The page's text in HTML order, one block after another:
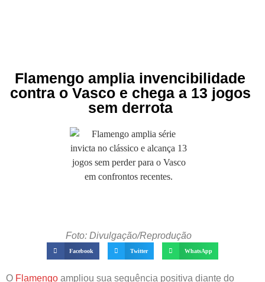
Flamengo amplia invencibilidade
contra o Vasco e chega a 13 jogos
sem derrota
Foto: Divulgação/Reprodução
Facebook Twitter WhatsApp
O Flamengo ampliou sua sequência positiva diante do